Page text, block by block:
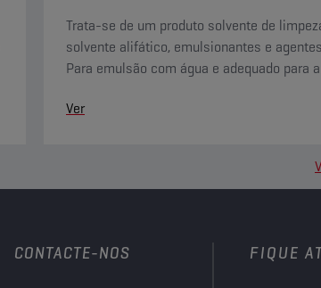
Trata-se de um produto solvente de
solvente alifático, emulsionantes e
Para emulsão com água e adequado para
Ver
CONTACTE-NOS FIQUE